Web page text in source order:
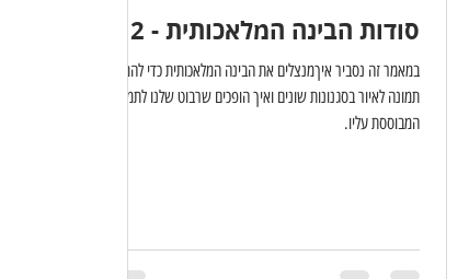
סודות הבינה המלאכותית - 2
במאמר זה נסביר איךמנצלים את הבינה המלאכותית כדי להמיר
תמונה לאיור בסגנונות שונים ואיך הופכים שרבוט שלנו לתמונה
המבוססת עליו.